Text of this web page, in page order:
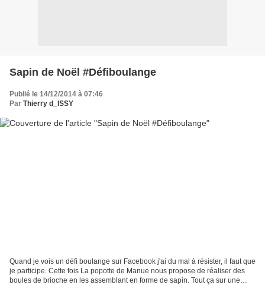
Sapin de Noël #Défiboulange
Publié le 14/12/2014 à 07:46
Par Thierry d_ISSY
Quand je vois un défi boulange sur Facebook j'ai du mal à résister, il faut que
je participe. Cette fois La popotte de Manue nous propose de réaliser des
boules de brioche en les assemblant en forme de sapin. Tout ça sur une